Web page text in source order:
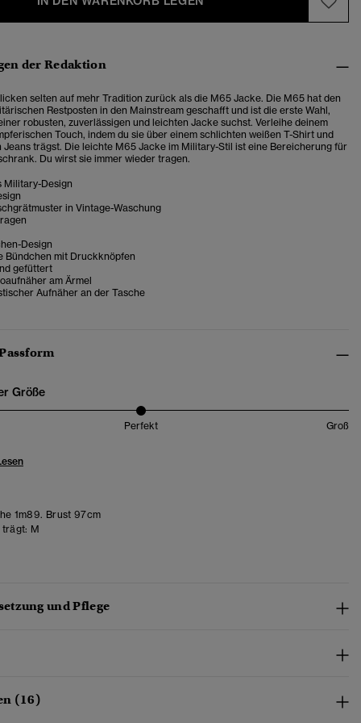
der Redaktion
selten auf mehr Tradition zurück als die M65 Jacke. Die M65 hat den
Restposten in den Mainstream geschafft und ist die erste Wahl,
robusten, zuverlässigen und leichten Jacke suchst. Verleihe deinem
Touch, indem du sie über einem schlichten weißen T-Shirt und
Jeans trägst. Die leichte M65 Jacke im Military-Stil ist eine Bereicherung für
Du wirst sie immer wieder tragen.
Military-Design
in Vintage-Waschung
Design
Bündchen mit Druckknöpfen
gefüttert
am Ärmel
Aufnäher an der Tasche
Größe
Perfekt Groß
1m89. Brust 97cm
trägt: M
und Pflege
(16)